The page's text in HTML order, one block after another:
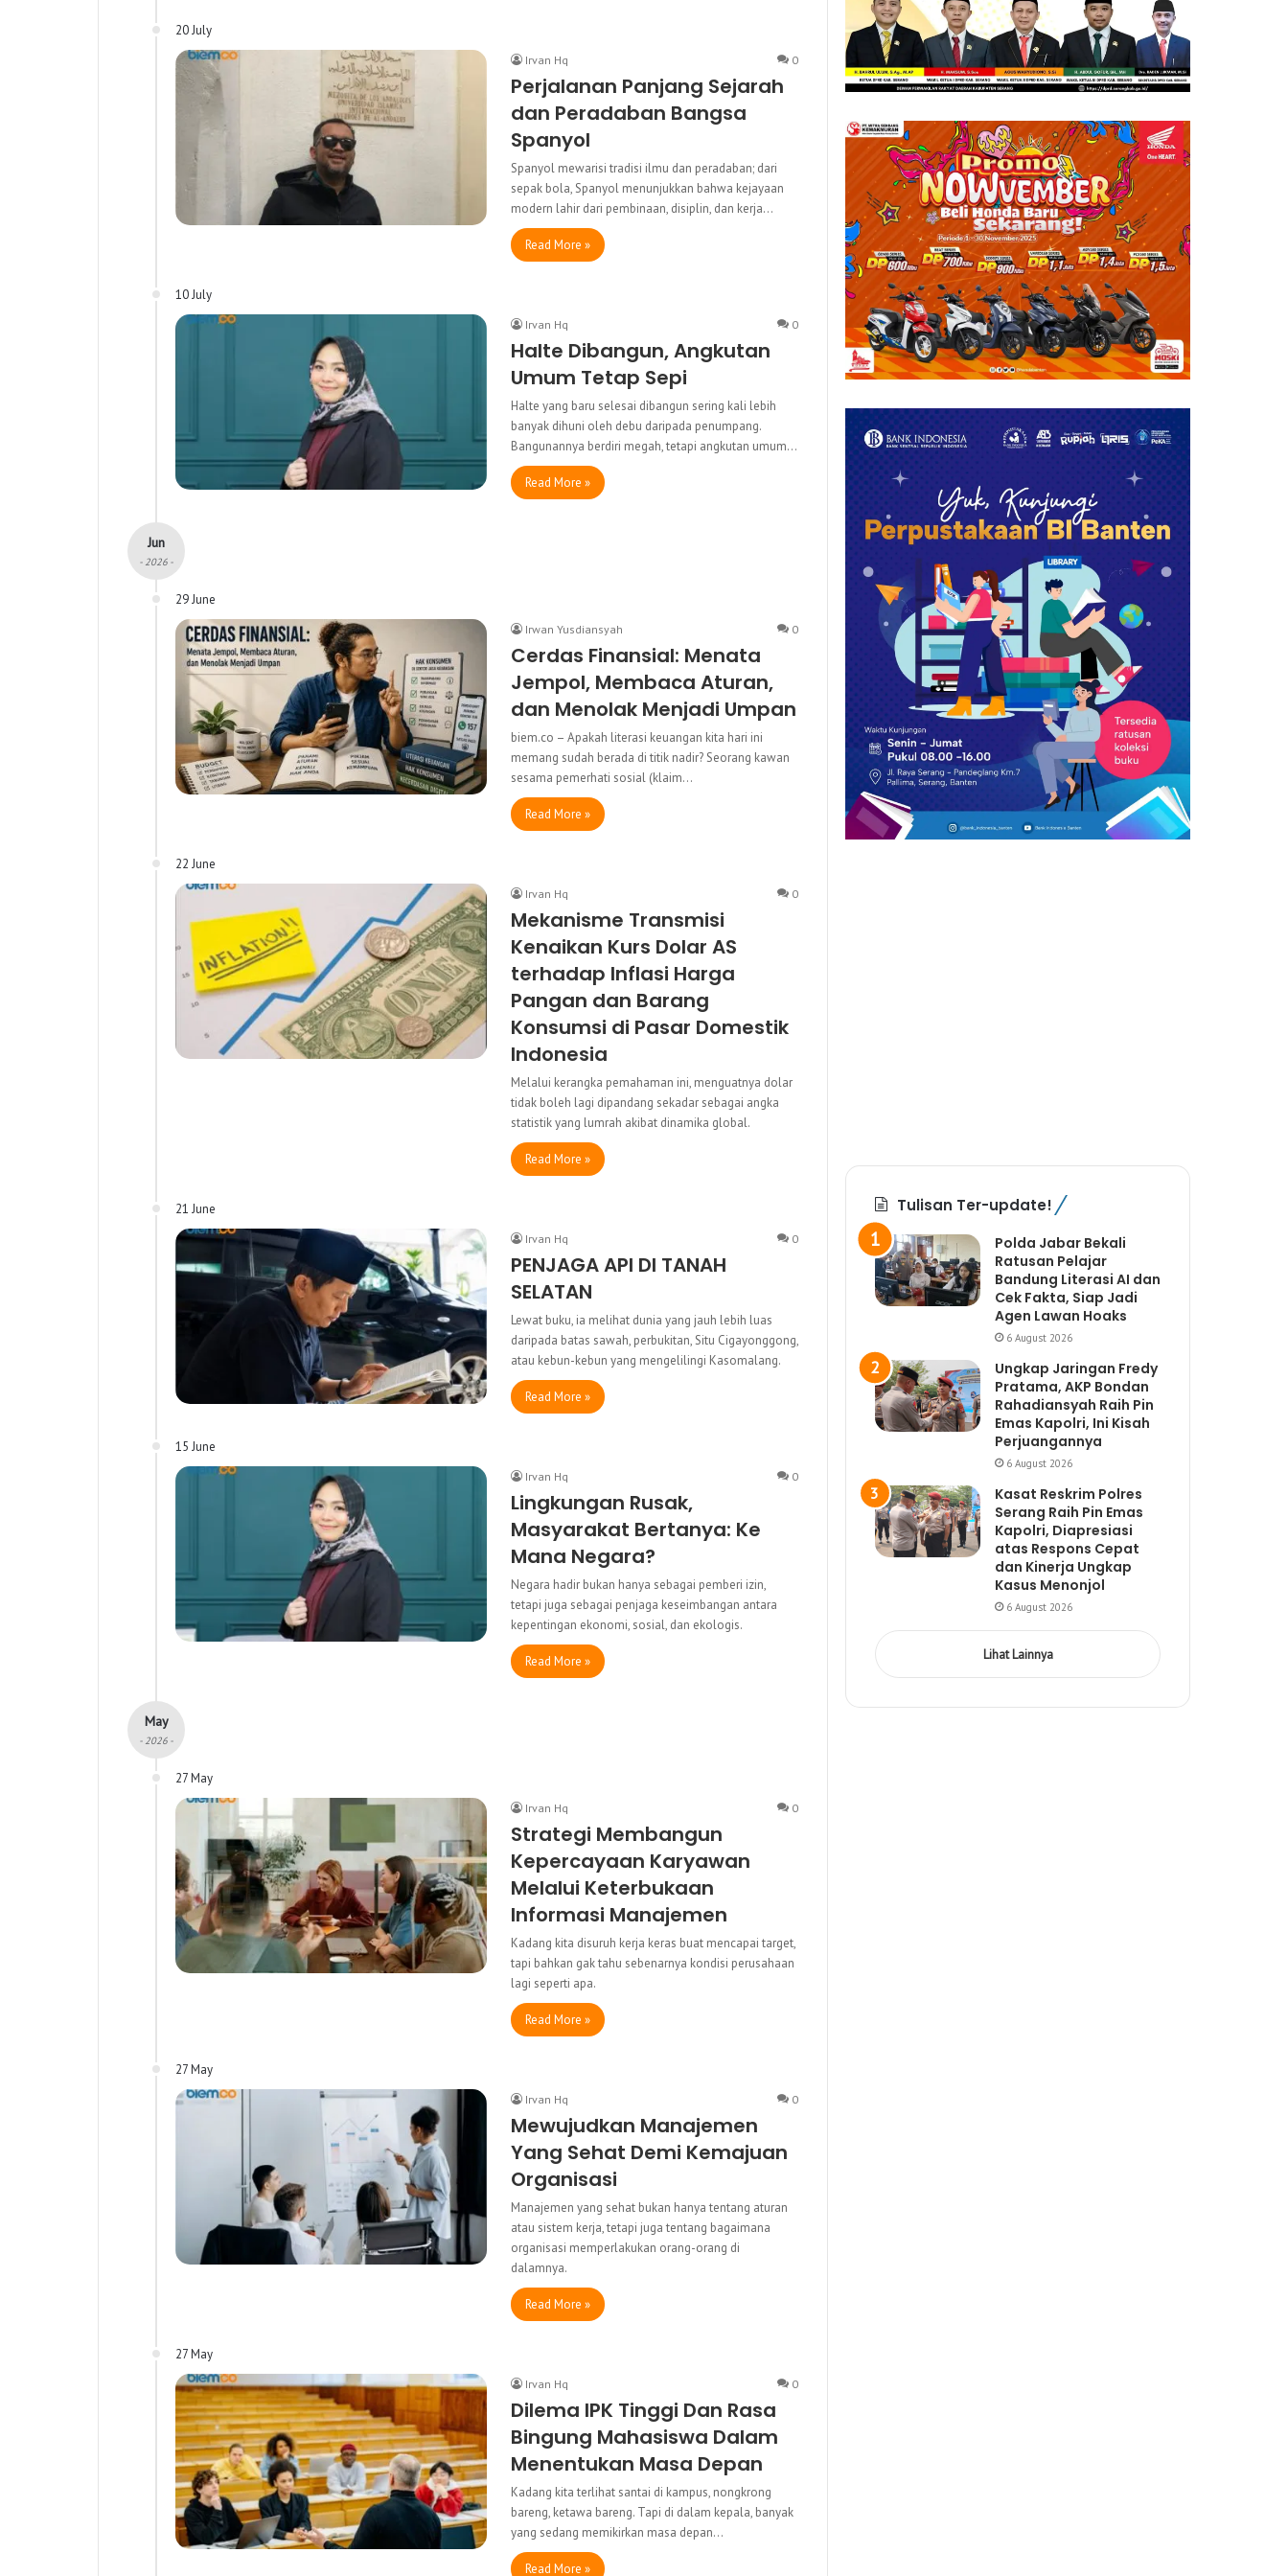
20 July
Irvan Hq 0
Perjalanan Panjang Sejarah
dan Peradaban Bangsa
Spanyol
Spanyol mewarisi tradisi ilmu dan peradaban; dari
sepak bola, Spanyol menunjukkan bahwa kejayaan
modern lahir dari pembinaan, disiplin, dan kerja…
Read More »
10 July
Irvan Hq 0
Halte Dibangun, Angkutan
Umum Tetap Sepi
Halte yang baru selesai dibangun sering kali lebih
banyak dihuni oleh debu daripada penumpang.
Bangunannya berdiri megah, tetapi angkutan umum…
Read More »
Jun
- 2026 -
29 June
Irwan Yusdiansyah 0
Cerdas Finansial: Menata
Jempol, Membaca Aturan,
dan Menolak Menjadi Umpan
biem.co – Apakah literasi keuangan kita hari ini
memang sudah berada di titik nadir? Seorang kawan
sesama pemerhati sosial (klaim…
Read More »
22 June
Irvan Hq 0
Mekanisme Transmisi
Kenaikan Kurs Dolar AS
terhadap Inflasi Harga
Pangan dan Barang
Konsumsi di Pasar Domestik
Indonesia
Melalui kerangka pemahaman ini, menguatnya dolar
tidak boleh lagi dipandang sekadar sebagai angka
statistik yang lumrah akibat dinamika global.
Read More »
21 June
Irvan Hq 0
PENJAGA API DI TANAH
SELATAN
Lewat buku, ia melihat dunia yang jauh lebih luas
daripada batas sawah, perbukitan, Situ Cigayonggong,
atau kebun-kebun yang mengelilingi Kasomalang.
Read More »
15 June
Irvan Hq 0
Lingkungan Rusak,
Masyarakat Bertanya: Ke
Mana Negara?
Negara hadir bukan hanya sebagai pemberi izin,
tetapi juga sebagai penjaga keseimbangan antara
kepentingan ekonomi, sosial, dan ekologis.
Read More »
May
- 2026 -
27 May
Irvan Hq 0
Strategi Membangun
Kepercayaan Karyawan
Melalui Keterbukaan
Informasi Manajemen
Kadang kita disuruh kerja keras buat mencapai target,
tapi bahkan gak tahu sebenarnya kondisi perusahaan
lagi seperti apa.
Read More »
27 May
Irvan Hq 0
Mewujudkan Manajemen
Yang Sehat Demi Kemajuan
Organisasi
Manajemen yang sehat bukan hanya tentang aturan
atau sistem kerja, tetapi juga tentang bagaimana
organisasi memperlakukan orang-orang di
dalamnya.
Read More »
27 May
Irvan Hq 0
Dilema IPK Tinggi Dan Rasa
Bingung Mahasiswa Dalam
Menentukan Masa Depan
Kadang kita terlihat santai di kampus, nongkrong
bareng, ketawa bareng. Tapi di dalam kepala, banyak
yang sedang memikirkan masa depan…
Read More »
Tulisan Ter-update!
Polda Jabar Bekali
Ratusan Pelajar
Bandung Literasi AI dan
Cek Fakta, Siap Jadi
Agen Lawan Hoaks
6 August 2026
Ungkap Jaringan Fredy
Pratama, AKP Bondan
Rahadiansyah Raih Pin
Emas Kapolri, Ini Kisah
Perjuangannya
6 August 2026
Kasat Reskrim Polres
Serang Raih Pin Emas
Kapolri, Diapresiasi
atas Respons Cepat
dan Kinerja Ungkap
Kasus Menonjol
6 August 2026
Lihat Lainnya